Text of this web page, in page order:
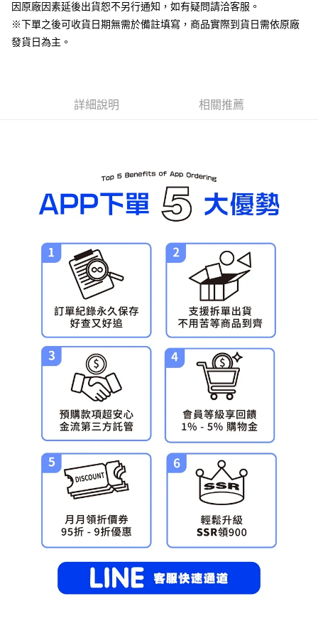
預購-全家取貨付款(舊)
預購-7-11取貨付款(舊)
每筆NT$90，滿NT$3,000(含以上)免運費
預購-宅配(舊)
每筆NT$120，滿NT$3,000(含以上)免運費
預購-宅配(離島)(舊)
每筆NT$160，滿NT$3,000(含以上)免運費
東海門市自取，需自備購物袋取貨唷。
因原廠因素延後出貨恕不另行通知，如有疑問請洽客服。
※下單之後可收貨日期無需於備註填寫，商品實際到貨日需依原廠
發貨日為主。
詳細說明 相關推薦